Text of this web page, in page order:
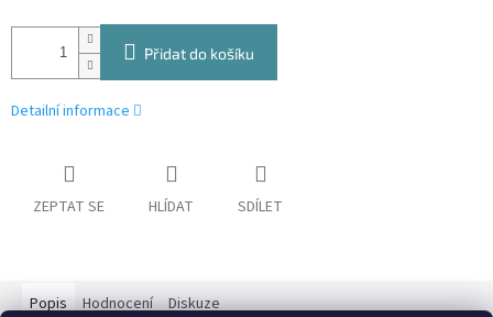
Přidat do košíku
Detailní informace
ZEPTAT SE HLÍDAT SDÍLET
Popis Hodnocení Diskuze